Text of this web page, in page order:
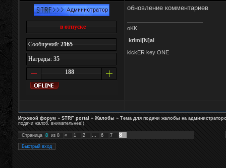
в отпуске
Сообщений: 2165
Награды: 35
188
обновление комментариев
oKK
krimi[N]al
kickER key ONE
Игровой форум » STRF portal » Жалобы » Тема для подачи жалобы на
подачи жалоб, внимательнее!)
Страница 8 из 8 « 1 2 … 6 7 8